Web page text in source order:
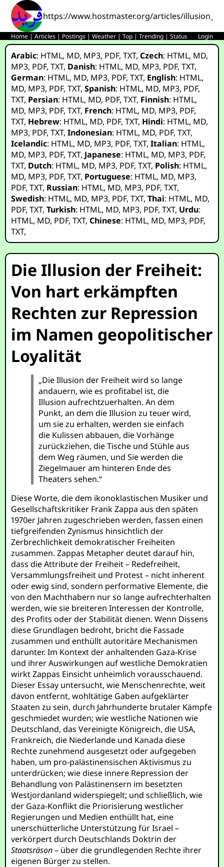
https://www.hostmaster.org/articles/
Home |Articles | Postings |Weather |Top |Trending |Status Login
Arabic: HTML, MD, MP3, PDF,TXT,Czech: HTML, MD,
MP3, PDF,TXT, Danish: HTML, MD, MP3, PDF,TXT,
German: HTML, MD, MP3, PDF,TXT, English: HTML,
MD, MP3, PDF,TXT,Spanish: HTML, MD, MP3, PDF,
TXT, Persian: HTML, MD, PDF,TXT, Finnish: HTML,
MD, MP3, PDF,TXT, French: HTML, MD, MP3, PDF,
TXT, Hebrew: HTML, MD, PDF,TXT, Hindi: HTML, MD,
MP3, PDF,TXT,Indonesian: HTML, MD, PDF,TXT,
Icelandic: HTML, MD, MP3, PDF,TXT,Italian: HTML,
MD, MP3, PDF,TXT, Japanese: HTML, MD, MP3, PDF,
TXT, Dutch: HTML, MD, MP3, PDF,TXT, Polish: HTML,
MD, MP3, PDF,TXT, Portuguese: HTML, MD, MP3,
PDF,TXT, Russian: HTML, MD, MP3, PDF,TXT,
Swedish: HTML, MD, MP3, PDF,TXT,Thai: HTML, MD,
PDF,TXT,Turkish: HTML, MD, MP3, PDF,TXT, Urdu:
HTML, MD, PDF,TXT,Chinese: HTML, MD, MP3, PDF,
TXT,
Die Illusion der Freiheit:
Von hart erkämpften
Rechten zur Repression
im Namen geopolitischer
Loyalität
„Die Illusion der Freiheit wird so lange
andauern, wie es profitabel ist, die
Illusion aufrechtzuerhalten. An dem
Punkt, an dem die Illusion zu teuer wird,
um sie zu erhalten, werden sie einfach
die Kulissen abbauen, die Vorhänge
zurückziehen, die Tische und Stühle aus
dem Weg räumen, und Sie werden die
Ziegelmauer am hinteren Ende des
Theaters sehen.“
Diese Worte, die dem ikonoklastischen Musiker und
Gesellschaftskritiker Frank Zappa aus den späten
1970er Jahren zugeschrieben werden, fassen einen
tiefgreifenden Zynismus hinsichtlich der
Zerbrechlichkeit demokratischer Freiheiten
zusammen. Zappas Metapher deutet darauf hin,
dass die Attribute der Freiheit – Redefreiheit,
Versammlungsfreiheit und Protest – nicht inherent
oder ewig sind, sondern performative Elemente, die
von den Machthabern nur so lange aufrechterhalten
werden, wie sie breiteren Interessen der Kontrolle,
des Profits oder der Stabilität dienen. Wenn Dissens
diese Grundlagen bedroht, bricht die Fassade
zusammen und enthüllt autoritäre Mechanismen
darunter. Im Kontext der anhaltenden Gaza-Krise
und ihrer Auswirkungen auf westliche Demokratien
wirkt Zappas Einsicht unheimlich vorausschauend.
Dieser Essay untersucht, wie Menschenrechte, weit
davon entfernt, wohltätige Gaben aufgeklärter
Staaten zu sein, durch Jahrhunderte brutaler Kämpfe
geschmiedet wurden; wie westliche Nationen wie
Deutschland, das Vereinigte Königreich, die USA,
Frankreich, die Niederlande und Kanada diese
Rechte zunehmend ausgesetzt oder aufgegeben
haben, um pro-palästinensischen Aktivismus zu
unterdrücken; wie diese innere Repression der
Behandlung von Palästinensern im besetzten
Westjordanland widerspiegelt; und schließlich, wie
der Gaza-Konflikt die Priorisierung westlicher
Regierungen und Medien enthüllt hat, eine
unerschütterliche Unterstützung für Israel –
verkörpert durch Deutschlands Doktrin der
Staatsräson– über die grundlegenden Rechte ihrer
eigenen Bürger zu stellen.